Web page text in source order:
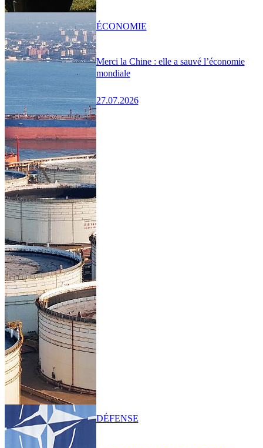
Merci la Chine : elle a sauvé l’économie
mondiale
27.07.2026
ÉCONOMIE
DÉFENSE